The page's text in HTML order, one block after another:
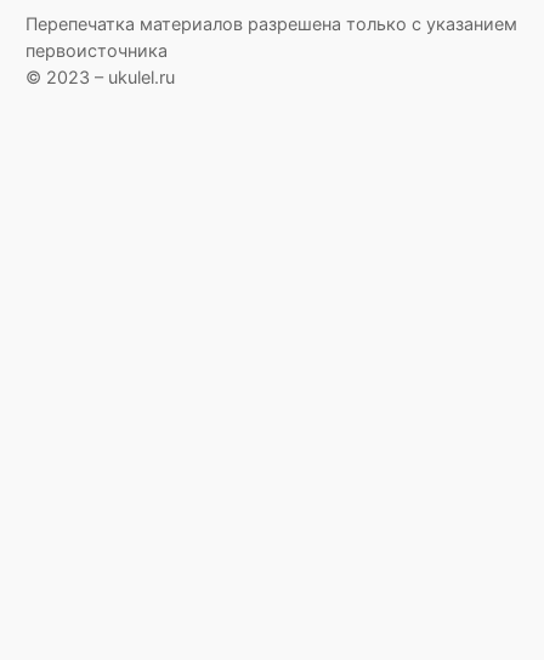
Перепечатка материалов разрешена только с указанием
первоисточника
© 2023 – ukulel.ru